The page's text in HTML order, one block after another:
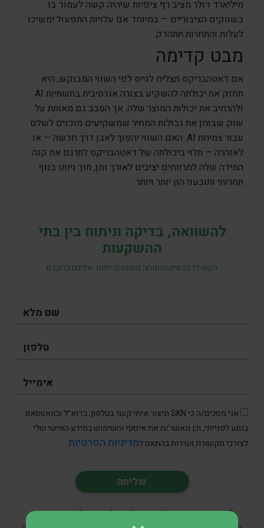
מיליארד דולר מציב רף ציפיות שיהיה קשה לעמוד בו
בשווקים הציבוריים — במיוחד אם עלויות התפעול ימשיכו
לעלות והתחרות תתהדק.
מבט קדימה
אם דאטהבריקס תצליח לגייס לפי השווי המבוקש, היא
תחזק את יכולתה להשקיע בצורה אגרסיבית בתשתיות AI
ולהרחיב את יכולות המוצר שלה. אך הסבב גם מאותת על
שוק שבוחן את גבולות המחיר שמשקיעים מוכנים לשלם
עבור צמיחת AI. האם השווי יהפוך לאבן דרך חדשה — או
לאזהרה — תלוי ביכולתה של דאטהבריקס לתרגם את קנה
המידה שלה למרווחים יציבים לאורך זמן, תוך ניווט בנוף
תחרותי ותובעני הון יותר ויותר.
להשוואה, בדיקה וניתוח בין בתי
ההשקעות
השאירו פרטים ומומחה מטעמינו יחזור אליכם בהקדם
אני מסכים/ה כי SKN תיצור איתי קשר בטלפון, בדוא״ל ובוואטסאפ
בנוגע לפנייתי, וכן מאשר/ת את איסוף והשימוש במידע האישי שלי
לצורכי תקשורת ושירות בהתאם למדיניות הפרטיות.
* אין במאמר זה, בחלקו או במלואו, כל הבטחה להשגת תשואות